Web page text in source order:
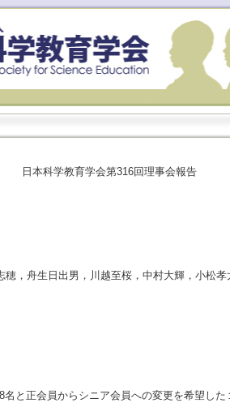
日本科学教育学会第316回理事会報告
，舟生日出男，川越至桜，中村大輝，小松
と正会員からシニア会員への変更を希望し